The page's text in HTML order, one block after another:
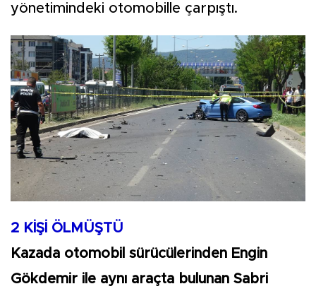
yönetimindeki otomobille çarpıştı.
2 KİŞİ ÖLMÜŞTÜ
Kazada otomobil sürücülerinden Engin
Gökdemir ile aynı araçta bulunan Sabri